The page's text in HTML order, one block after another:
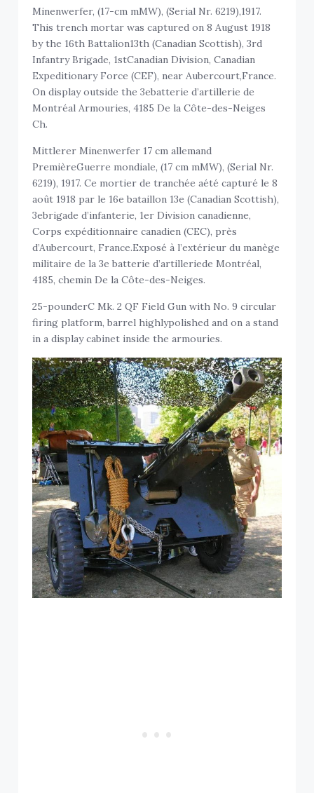
Minenwerfer, (17-cm mMW), (Serial Nr. 6219),1917.
This trench mortar was captured on 8 August 1918
by the 16th Battalion13th (Canadian Scottish), 3rd
Infantry Brigade, 1stCanadian Division, Canadian
Expeditionary Force (CEF), near Aubercourt,France.
On display outside the 3ebatterie d’artillerie de
Montréal Armouries, 4185 De la Côte-des-Neiges
Ch.
Mittlerer Minenwerfer 17 cm allemand
PremièreGuerre mondiale, (17 cm mMW), (Serial Nr.
6219), 1917. Ce mortier de tranchée aété capturé le 8
août 1918 par le 16e bataillon 13e (Canadian Scottish),
3ebrigade d’infanterie, 1er Division canadienne,
Corps expéditionnaire canadien (CEC), près
d’Aubercourt, France.Exposé à l’extérieur du manège
militaire de la 3e batterie d’artilleriede Montréal,
4185, chemin De la Côte-des-Neiges.
25-pounderC Mk. 2 QF Field Gun with No. 9 circular
firing platform, barrel highlypolished and on a stand
in a display cabinet inside the armouries.